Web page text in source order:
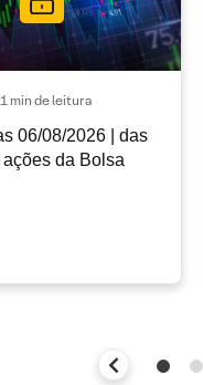
min de leitura
06/08/2026 | das
da Bolsa